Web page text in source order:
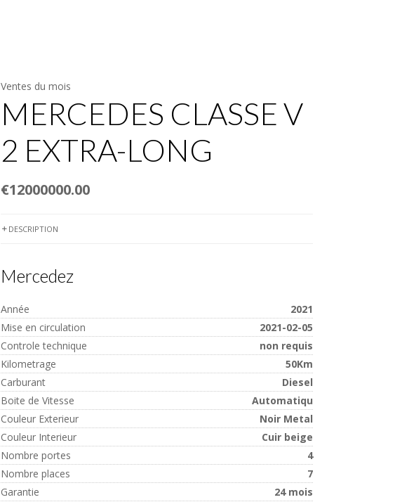
Ventes du mois
MERCEDES CLASSE V
2 EXTRA-LONG
€12000000.00
DESCRIPTION
Mercedez
Année
2021
Mise en circulation
2021-02-05
Controle technique
non requis
Kilometrage
50Km
Carburant
Diesel
Boite de Vitesse
Automatiqu
Couleur Exterieur
Noir Metal
Couleur Interieur
Cuir beige
Nombre portes
4
Nombre places
7
Garantie
24 mois